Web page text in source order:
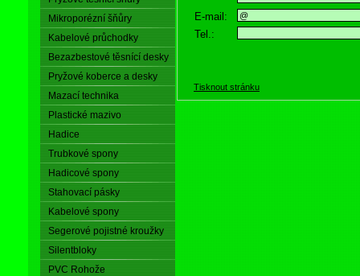
Mikroporézní šňůry
Kabelové průchodky
Bezazbestové těsnící desky
Pryžové koberce a desky
Mazací technika
Plastické mazivo
Hadice
Trubkové spony
Hadicové spony
Stahovací pásky
Kabelové spony
Segerové pojistné kroužky
Silentbloky
PVC Rohože
E-mail:
Tel.:
Tisknout stránku